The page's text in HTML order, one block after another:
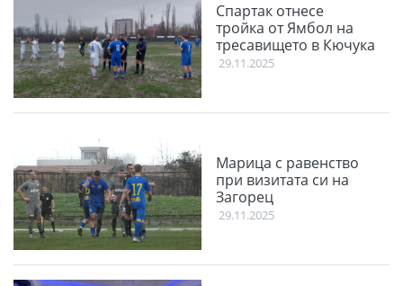
Спартак отнесе
тройка от Ямбол на
тресавището в Кючука
29.11.2025
Марица с равенство
при визитата си на
Загорец
29.11.2025